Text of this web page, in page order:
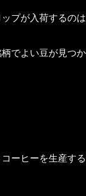
プが入荷するの
でよい豆が見つ
ーヒーを生産す